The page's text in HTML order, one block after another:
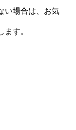
い場合は、お気
す。